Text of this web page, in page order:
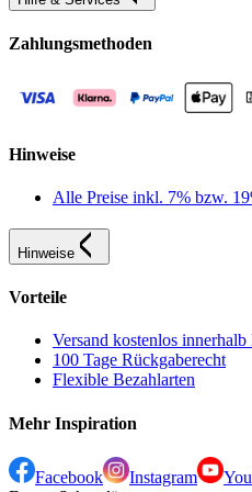
Zahlungsmethoden
Hinweise
Alle Preise inkl. 7% bzw.
Hinweise
Vorteile
Versand kostenlos innerhalb
100 Tage Rückgaberecht
Flexible Bezahlarten
Mehr Inspiration
Facebook Instagram